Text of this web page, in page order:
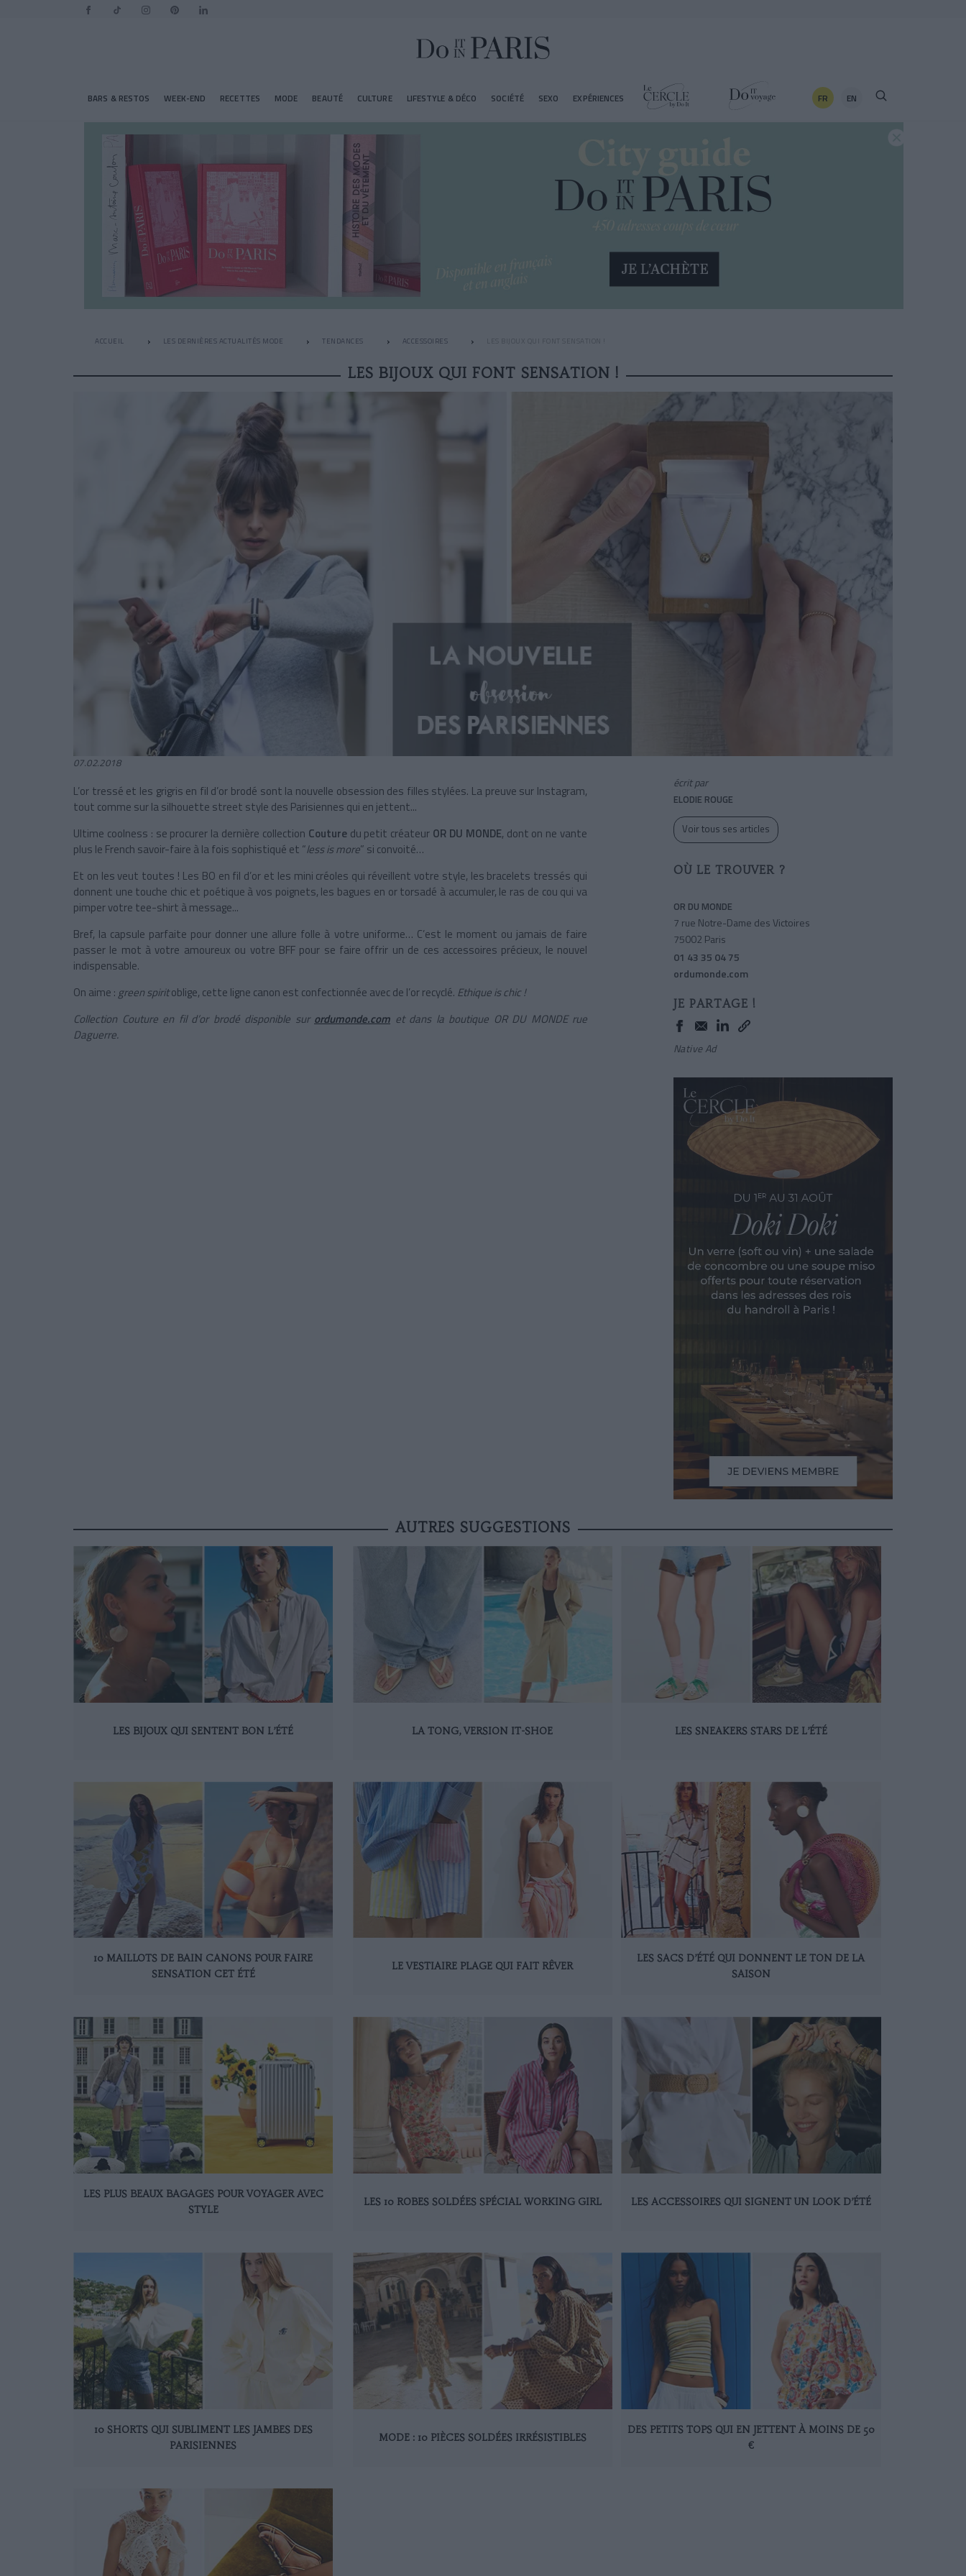
BARS & RESTOS WEEK-END RECETTES MODE BEAUTÉ CULTURE LIFESTYLE & DÉCO SOCIÉTÉ SEXO EXPÉRIENCES FR EN
ACCUEIL LES DERNIÈRES ACTUALITÉS MODE TENDANCES ACCESSOIRES LES BIJOUX QUI FONT SENSATION !
LES BIJOUX QUI FONT SENSATION !
07.02.2018
L’or tressé et les grigris en fil d’or brodé sont la nouvelle obsession des filles stylées. La preuve sur Instagram,
tout comme sur la silhouette street style des Parisiennes qui en jettent...
Ultime coolness : se procurer la dernière collection Couturedu petit créateur OR DU MONDE, dont on ne vante
plus le French savoir-faire à la fois sophistiqué et “less is more” si convoité…
Et on les veut toutes ! Les BO en fil d’or et les mini créoles qui réveillent votre style, les bracelets tressés qui
donnent une touche chic et poétique à vos poignets, les bagues en or torsadé à accumuler, le ras de cou qui va
pimper votre tee-shirt à message...
Bref, la capsule parfaite pour donner une allure folle à votre uniforme… C’est le moment ou jamais de faire
passer le mot à votre amoureux ou votre BFF pour se faire offrir un de ces accessoires précieux, le nouvel
indispensable.
On aime : green spiritoblige, cette ligne canon est confectionnée avec de l’or recyclé. Ethique is chic !
Collection Couture en fil d’or brodé disponible sur ordumonde.com et dans la boutique OR DU MONDE rue
Daguerre.
écrit par
ELODIE ROUGE
Voir tous ses articles
OÙ LE TROUVER ?
OR DU MONDE
7 rue Notre-Dame des Victoires
75002 Paris
01 43 35 04 75
ordumonde.com
JE PARTAGE !
Native Ad
AUTRES SUGGESTIONS
LES BIJOUX QUI SENTENT BON L’ÉTÉ LA TONG, VERSION IT-SHOE LES SNEAKERS STARS DE L’ÉTÉ
10 MAILLOTS DE BAIN CANONS POUR FAIRE
SENSATION CET ÉTÉ
LE VESTIAIRE PLAGE QUI FAIT RÊVER
LES SACS D’ÉTÉ QUI DONNENT LE TON DE LA
SAISON
LES PLUS BEAUX BAGAGES POUR VOYAGER AVEC
STYLE
LES 10 ROBES SOLDÉES SPÉCIAL WORKING GIRL LES ACCESSOIRES QUI SIGNENT UN LOOK D’ÉTÉ
10 SHORTS QUI SUBLIMENT LES JAMBES DES
PARISIENNES
MODE : 10 PIÈCES SOLDÉES IRRÉSISTIBLES
DES PETITS TOPS QUI EN JETTENT À MOINS DE 50
€